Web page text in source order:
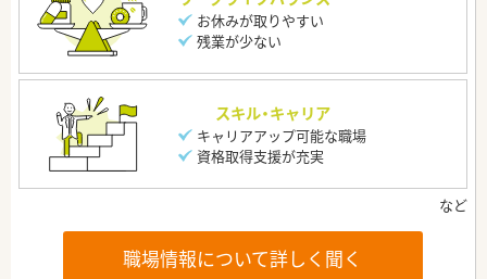
お休みが取りやすい
残業が少ない
スキル・キャリア
キャリアアップ可能な職場
資格取得支援が充実
職場情報について詳しく聞く